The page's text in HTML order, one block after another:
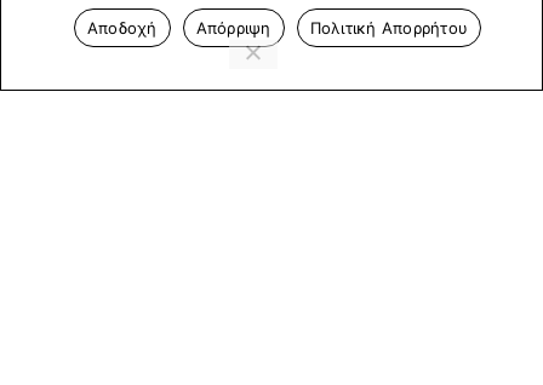
Cookies Αποδοχή
Απόρριψη Πολιτική Απορρήτου